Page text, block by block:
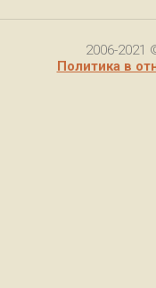
2006-2021
Политика в